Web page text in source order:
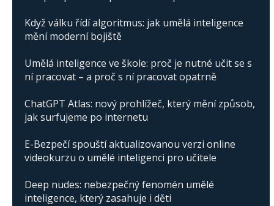
Když válku řídí algoritmus: jak umělá inteligence
mění moderní bojiště
Umělá inteligence ve škole: proč je nutné učit se s
ní pracovat – a proč s ní pracovat opatrně
ChatGPT Atlas: nový prohlížeč, který mění způsob,
jak surfujeme po internetu
E-Bezpečí spouští aktualizovanou verzi online
videokurzu o umělé inteligenci pro učitele
Deep nudes: nebezpečný fenomén umělé
inteligence, který zasahuje i děti